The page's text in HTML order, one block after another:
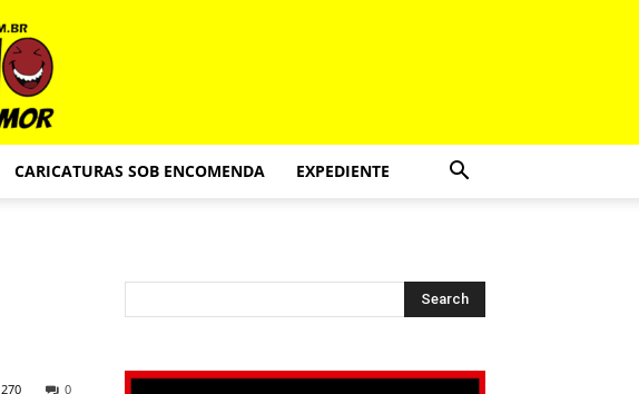
CARICATURAS SOB ENCOMENDA EXPEDIENTE
0
270